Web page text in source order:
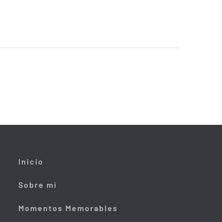
Inicio
Sobre mi
Momentos Memorables